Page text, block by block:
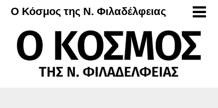
Μετάβαση
περιεχόμενο
Ο Κόσμος της Ν. Φιλαδέλφειας